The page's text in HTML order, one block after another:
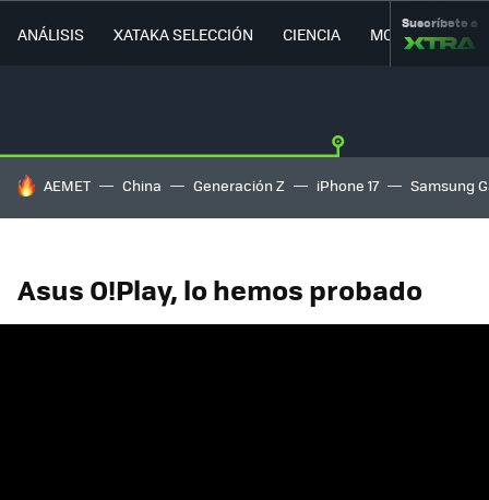
ANÁLISIS XATAKA SELECCIÓN CIENCIA MOVILIDAD
Suscríbete a
HOY SE HABLA DE
AEMET China Generación Z iPhone 17 Samsung
Asus O!Play, lo hemos probado